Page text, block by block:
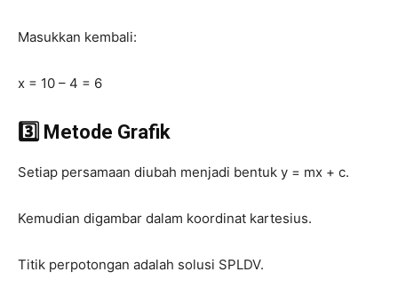
Masukkan kembali:
x = 10 – 4 = 6
3️⃣ Metode Grafik
Setiap persamaan diubah menjadi bentuk y = mx + c.
Kemudian digambar dalam koordinat kartesius.
Titik perpotongan adalah solusi SPLDV.